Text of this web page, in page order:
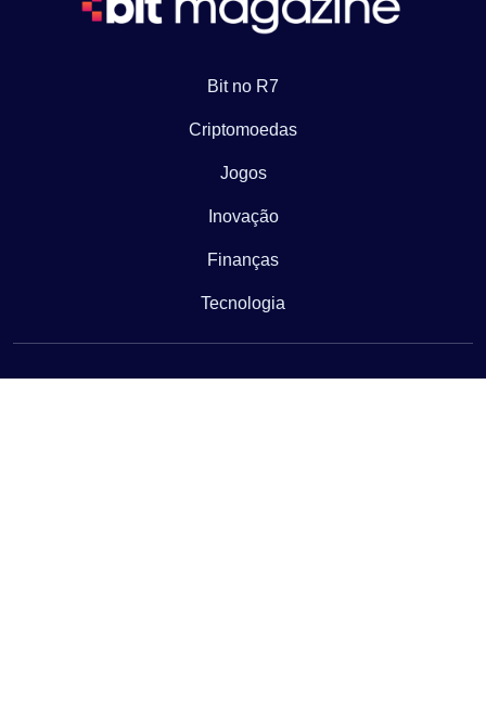
Bit no R7
Criptomoedas
Jogos
Inovação
Finanças
Tecnologia